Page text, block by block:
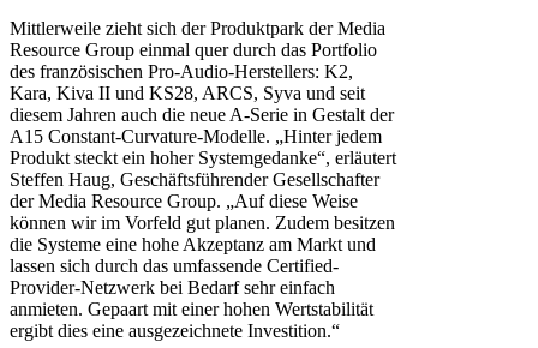
Mittlerweile zieht sich der Produktpark der Media
Resource Group einmal quer durch das Portfolio
des französischen Pro-Audio-Herstellers: K2,
Kara, Kiva II und KS28, ARCS, Syva und seit
diesem Jahren auch die neue A-Serie in Gestalt der
A15 Constant-Curvature-Modelle. „Hinter jedem
Produkt steckt ein hoher Systemgedanke“, erläutert
Steffen Haug, Geschäftsführender Gesellschafter
der Media Resource Group. „Auf diese Weise
können wir im Vorfeld gut planen. Zudem besitzen
die Systeme eine hohe Akzeptanz am Markt und
lassen sich durch das umfassende Certified-
Provider-Netzwerk bei Bedarf sehr einfach
anmieten. Gepaart mit einer hohen Wertstabilität
ergibt dies eine ausgezeichnete Investition.“